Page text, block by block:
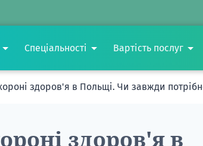
Спеціальності Вартість послуг
здоров'я в Польщі. Чи завжди
здоров'я в